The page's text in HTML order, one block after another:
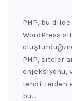
PHP, bu
WordPress
PHP, siteler
enjeksiyonu,
tehditlerden
bu…